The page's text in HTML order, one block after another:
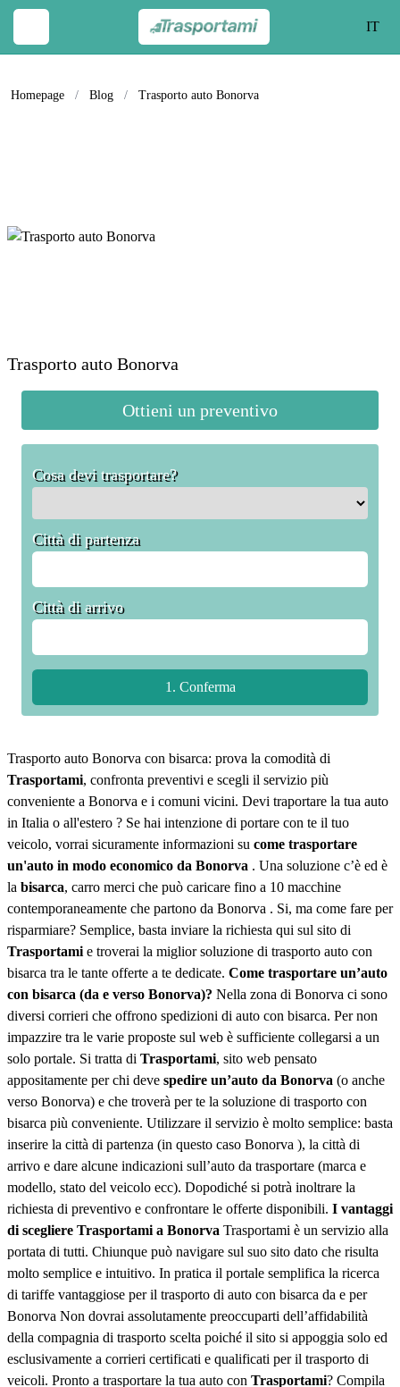
IT
Homepage / Blog / Trasporto auto Bonorva
Trasporto auto Bonorva
Ottieni un preventivo
Cosa devi trasportare?
Città di partenza
Città di arrivo
Trasporto auto Bonorva con bisarca: prova la comodità di
Trasportami, confronta preventivi e scegli il servizio più
conveniente a Bonorva e i comuni vicini. Devi traportare la tua auto
in Italia o all'estero ? Se hai intenzione di portare con te il tuo
veicolo, vorrai sicuramente informazioni su come trasportare
un'auto in modo economico da Bonorva . Una soluzione c’è ed è
la bisarca, carro merci che può caricare fino a 10 macchine
contemporaneamente che partono da Bonorva . Si, ma come fare per
risparmiare? Semplice, basta inviare la richiesta qui sul sito di
Trasportami e troverai la miglior soluzione di trasporto auto con
bisarca tra le tante offerte a te dedicate. Come trasportare un’auto
con bisarca (da e verso Bonorva)? Nella zona di Bonorva ci sono
diversi corrieri che offrono spedizioni di auto con bisarca. Per non
impazzire tra le varie proposte sul web è sufficiente collegarsi a un
solo portale. Si tratta di Trasportami, sito web pensato
appositamente per chi deve spedire un’auto da Bonorva (o anche
verso Bonorva) e che troverà per te la soluzione di trasporto con
bisarca più conveniente. Utilizzare il servizio è molto semplice: basta
inserire la città di partenza (in questo caso Bonorva ), la città di
arrivo e dare alcune indicazioni sull’auto da trasportare (marca e
modello, stato del veicolo ecc). Dopodiché si potrà inoltrare la
richiesta di preventivo e confrontare le offerte disponibili. I vantaggi
di scegliere Trasportami a Bonorva Trasportami è un servizio alla
portata di tutti. Chiunque può navigare sul suo sito dato che risulta
molto semplice e intuitivo. In pratica il portale semplifica la ricerca
di tariffe vantaggiose per il trasporto di auto con bisarca da e per
Bonorva Non dovrai assolutamente preoccuparti dell’affidabilità
della compagnia di trasporto scelta poiché il sito si appoggia solo ed
esclusivamente a corrieri certificati e qualificati per il trasporto di
veicoli. Pronto a trasportare la tua auto con Trasportami? Compila